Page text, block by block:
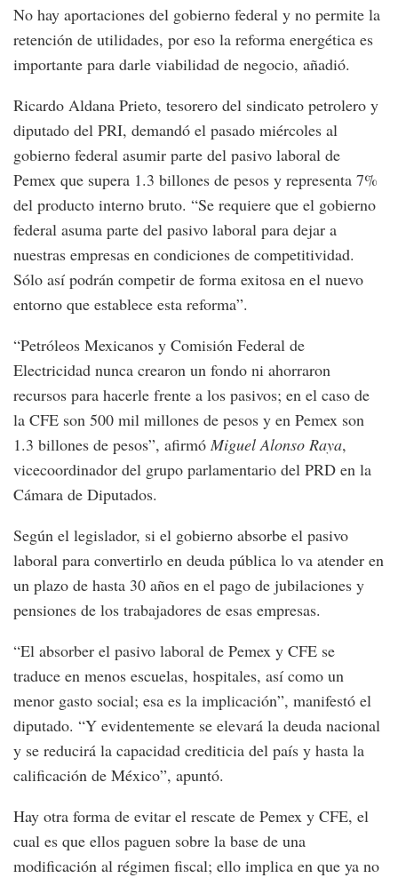
No hay aportaciones del gobierno federal y no permite la
retención de utilidades, por eso la reforma energética es
importante para darle viabilidad de negocio, añadió.
Ricardo Aldana Prieto, tesorero del sindicato petrolero y
diputado del PRI, demandó el pasado miércoles al
gobierno federal asumir parte del pasivo laboral de
Pemex que supera 1.3 billones de pesos y representa 7%
del producto interno bruto. “Se requiere que el gobierno
federal asuma parte del pasivo laboral para dejar a
nuestras empresas en condiciones de competitividad.
Sólo así podrán competir de forma exitosa en el nuevo
entorno que establece esta reforma”.
“Petróleos Mexicanos y Comisión Federal de
Electricidad nunca crearon un fondo ni ahorraron
recursos para hacerle frente a los pasivos; en el caso de
la CFE son 500 mil millones de pesos y en Pemex son
1.3 billones de pesos”, afirmó Miguel Alonso Raya,
vicecoordinador del grupo parlamentario del PRD en la
Cámara de Diputados.
Según el legislador, si el gobierno absorbe el pasivo
laboral para convertirlo en deuda pública lo va atender en
un plazo de hasta 30 años en el pago de jubilaciones y
pensiones de los trabajadores de esas empresas.
“El absorber el pasivo laboral de Pemex y CFE se
traduce en menos escuelas, hospitales, así como un
menor gasto social; esa es la implicación”, manifestó el
diputado. “Y evidentemente se elevará la deuda nacional
y se reducirá la capacidad crediticia del país y hasta la
calificación de México”, apuntó.
Hay otra forma de evitar el rescate de Pemex y CFE, el
cual es que ellos paguen sobre la base de una
modificación al régimen fiscal; ello implica en que ya no